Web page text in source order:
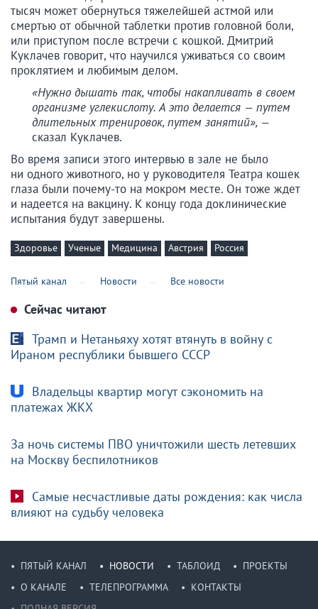
тысяч может обернуться тяжелейшей астмой или
смертью от обычной таблетки против головной боли,
или приступом после встречи с кошкой. Дмитрий
Куклачев говорит, что научился уживаться со своим
проклятием и любимым делом.
«Нужно дышать так, чтобы накапливать в своем
организме углекислоту. А это делается — путем
длительных тренировок, путем занятий», —
сказал Куклачев.
Во время записи этого интервью в зале не было
ни одного животного, но у руководителя Театра кошек
глаза были почему-то на мокром месте. Он тоже ждет
и надеется на вакцину. К концу года доклинические
испытания будут завершены.
Здоровье Ученые Медицина Австрия Россия
Пятый канал Новости Все новости
Сейчас читают
Трамп и Нетаньяху хотят втянуть в войну с
Ираном республики бывшего СССР
Владельцы квартир могут сэкономить на
платежах ЖКХ
За ночь системы ПВО уничтожили шесть летевших
на Москву беспилотников
Самые несчастливые даты рождения: как числа
влияют на судьбу человека
ПЯТЫЙ КАНАЛ НОВОСТИ ТАБЛОИД
ПРОЕКТЫ
О КАНАЛЕ
ТЕЛЕПРОГРАММА
КОНТАКТЫ